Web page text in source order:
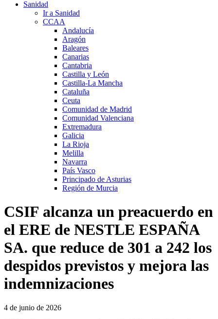
Sanidad
Ir a Sanidad
CCAA
Andalucía
Aragón
Baleares
Canarias
Cantabria
Castilla y León
Castilla-La Mancha
Cataluña
Ceuta
Comunidad de Madrid
Comunidad Valenciana
Extremadura
Galicia
La Rioja
Melilla
Navarra
País Vasco
Principado de Asturias
Región de Murcia
CSIF alcanza un preacuerdo en
el ERE de NESTLE ESPAÑA
SA. que reduce de 301 a 242 los
despidos previstos y mejora las
indemnizaciones
4 de junio de 2026